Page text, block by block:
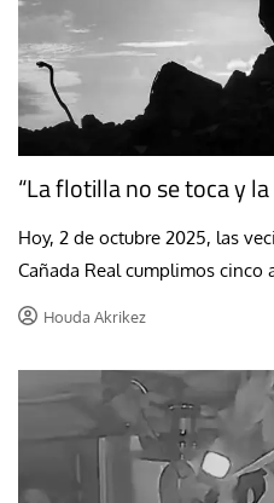
“La flotilla no se toca y
Hoy, 2 de octubre 2025, las
Cañada Real cumplimos cinco
Houda Akrikez